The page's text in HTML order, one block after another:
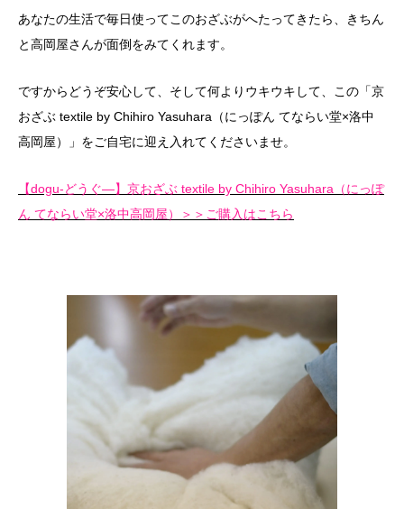
あなたの生活で毎日使ってこのおざぶがへたってきたら、きちん
と高岡屋さんが面倒をみてくれます。
ですからどうぞ安心して、そして何よりウキウキして、この「京
おざぶ textile by Chihiro Yasuhara（にっぽん てならい堂×洛中
高岡屋）」をご自宅に迎え入れてくださいませ。
【dogu-どうぐ―】京おざぶ textile by Chihiro Yasuhara（にっぽ
ん てならい堂×洛中高岡屋）＞＞ご購入はこちら